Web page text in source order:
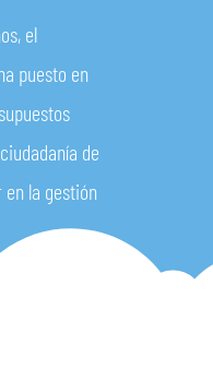
el
puesto en
de
la gestión